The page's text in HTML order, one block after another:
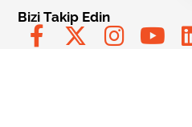
Bizi Takip Edin